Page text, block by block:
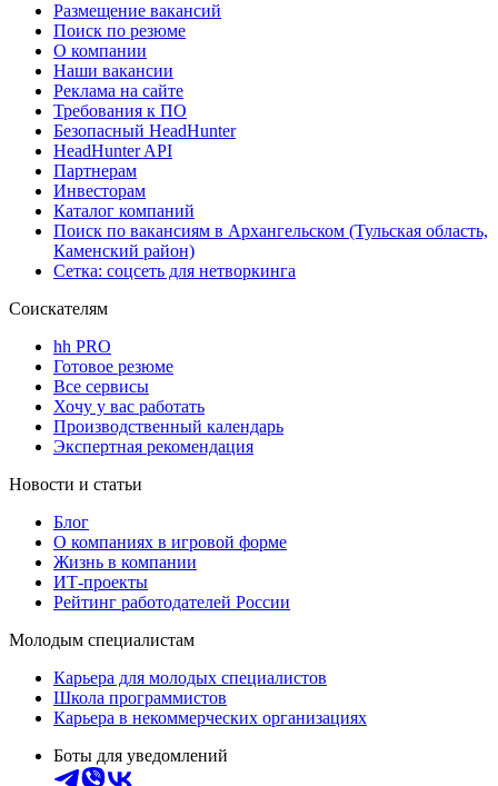
Размещение вакансий
Поиск по резюме
О компании
Наши вакансии
Реклама на сайте
Требования к ПО
Безопасный HeadHunter
HeadHunter API
Партнерам
Инвесторам
Каталог компаний
Поиск по вакансиям в Архангельском (Тульская область,
Каменский район)
Сетка: соцсеть для нетворкинга
Соискателям
hh PRO
Готовое резюме
Все сервисы
Хочу у вас работать
Производственный календарь
Экспертная рекомендация
Новости и статьи
Блог
О компаниях в игровой форме
Жизнь в компании
ИТ-проекты
Рейтинг работодателей России
Молодым специалистам
Карьера для молодых специалистов
Школа программистов
Карьера в некоммерческих организациях
Боты для уведомлений